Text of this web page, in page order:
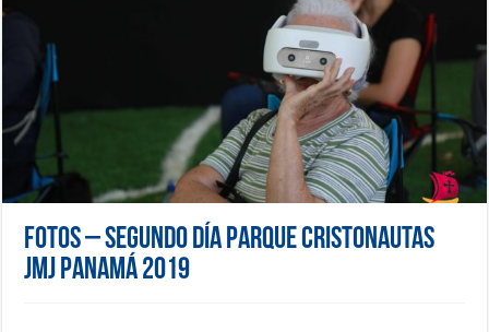
Fotos – Segundo día Parque Cristonautas
JMJ Panamá 2019